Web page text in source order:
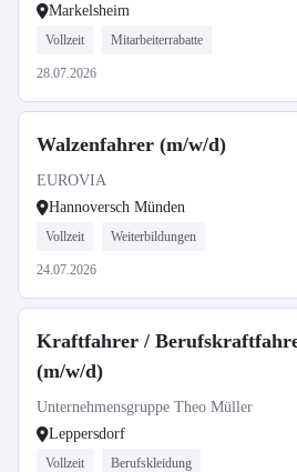
Markelsheim
Vollzeit Mitarbeiterrabatte
28.07.2026
Walzenfahrer (m/w/d)
EUROVIA
Hannoversch Münden
Vollzeit Weiterbildungen
24.07.2026
Kraftfahrer /
(m/w/d)
Unternehmensgruppe Theo Müller
Leppersdorf
Vollzeit Berufskleidung